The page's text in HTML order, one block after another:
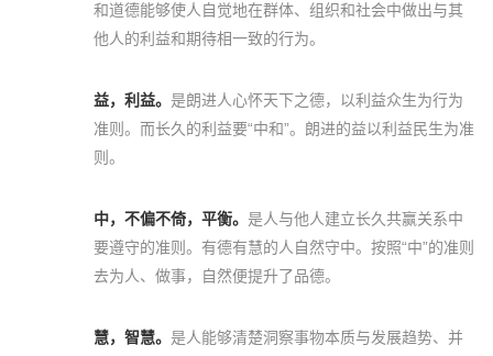
和道德能够使人自觉地在群体、组织和社会中做出与其
他人的利益和期待相一致的行为。
益，利益。 是朗进人心怀天下之德，以利益众生为行为
准则。而长久的利益要“中和”。朗进的益以利益民生为准
则。
中，不偏不倚，平衡。 是人与他人建立长久共赢关系中
要遵守的准则。有德有慧的人自然守中。按照“中”的准则
去为人、做事，自然便提升了品德。
慧，智慧。 是人能够清楚洞察事物本质与发展趋势、并